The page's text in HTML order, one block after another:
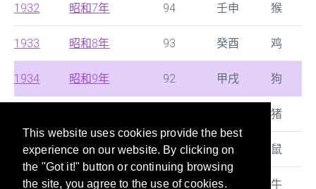
This website uses cookies provide the best
experience on our website. By clicking on
the "Got it!" button or continuing browsing
the site, you agree to the use of cookies.
1932 昭和7年 94 壬申 猴
1933 昭和8年 93 癸酉 鸡
1934 昭和9年 92 甲戌 狗
猪
1936 昭和11年 90 丙子 鼠
1937 昭和12年 89 丁丑 牛